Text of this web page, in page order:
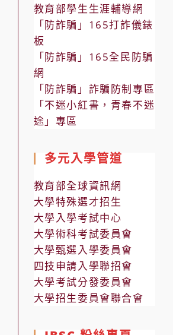
教育部學生生涯輔導網
「防詐騙」165打詐儀錶
板
「防詐騙」165全民防騙
網
「防詐騙」詐騙防制專區
「不迷小紅書，青春不迷
途」專區
多元入學管道
教育部全球資訊網
大學特殊選才招生
大學入學考試中心
大學術科考試委員會
大學甄選入學委員會
四技申請入學聯招會
大學考試分發委員會
大學招生委員會聯合會